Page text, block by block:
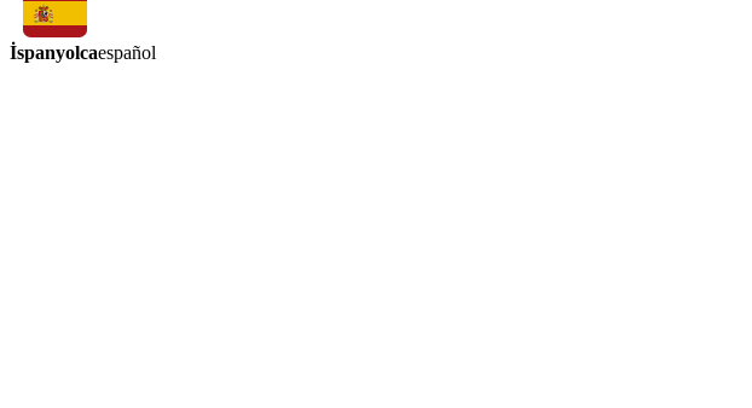
İspanyolcaespañol